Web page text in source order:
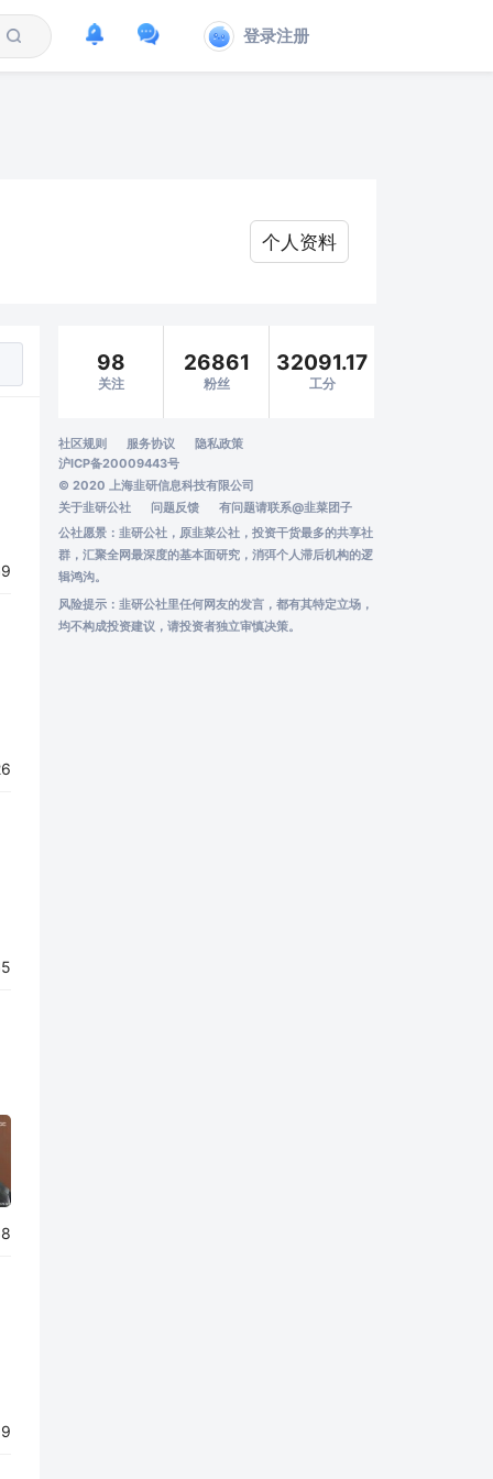
登录注册
个人资料
98
关注
26861
粉丝
32091.17
工分
社区规则 服务协议
隐私政策
沪ICP备20009443号
© 2020 上海韭研信息科技有限公司
关于韭研公社
问题反馈 有问题请联系@韭菜团子
公社愿景：韭研公社，原韭菜公社，投资干货最多的共享社
群，汇聚全网最深度的基本面研究，消弭个人滞后机构的逻
辑鸿沟。
风险提示：韭研公社里任何网友的发言，都有其特定立场，
均不构成投资建议，请投资者独立审慎决策。